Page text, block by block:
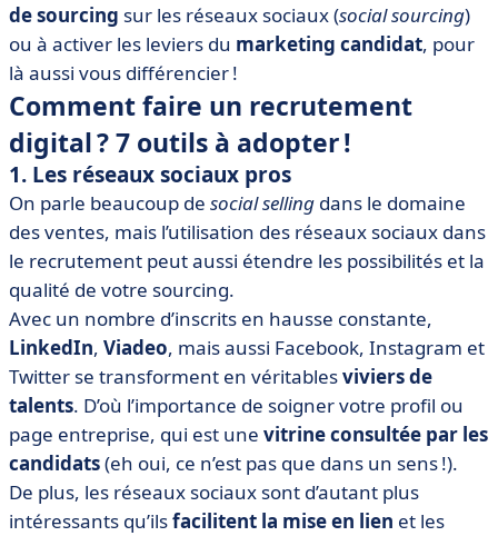
de sourcing sur les réseaux sociaux (social sourcing)
ou à activer les leviers du marketing candidat, pour
là aussi vous différencier !
Comment faire un recrutement
digital ? 7 outils à adopter !
1. Les réseaux sociaux pros
On parle beaucoup de social selling dans le domaine
des ventes, mais l’utilisation des réseaux sociaux dans
le recrutement peut aussi étendre les possibilités et la
qualité de votre sourcing.
Avec un nombre d’inscrits en hausse constante,
LinkedIn, Viadeo, mais aussi Facebook, Instagram et
Twitter se transforment en véritablesviviers de
talents. D’où l’importance de soigner votre profil ou
page entreprise, qui est une vitrineconsultée par les
candidats(eh oui, ce n’est pas que dans un sens !).
De plus, les réseaux sociaux sont d’autant plus
intéressants qu’ilsfacilitent la mise en lien et les